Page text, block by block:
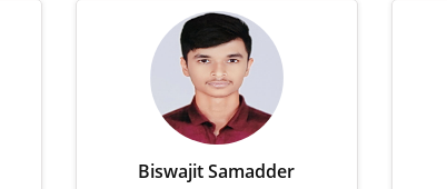
Biswajit Samadder